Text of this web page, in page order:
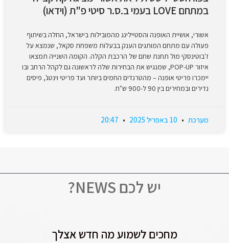
במתחם LOVE בעמי ב.ס.ר סיטי פ"ת (וידאו)
אשורי, אושיית האופנה והסטיילינג מהמובילות בישראל, החלה בשיתוף
פעולה עם מתחם המותגים הענק בבעלות משפחת סקאל, שנמצא על
ז'בוטינסקי מול תחנת שחם של הרכבת הקלה. הקומה השנייה תמצאו
איזור POP-UP, שמנגיש את הבחירות שלה לראשונה גם לקהל הרחב ובו
יימכרו פריטי אופנה – מהטרנדים החמים ביותר ועד פריטי וינטג', פיסים
נדירים ובמחירים בין 90 ל-900 ש"ח.
מערכת
יש לכם NEWS?
מחכים לשמוע מה חדש אצלך